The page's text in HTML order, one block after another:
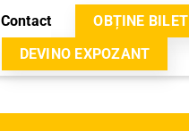
Contact
OBȚINE BILET
DEVINO EXPOZANT